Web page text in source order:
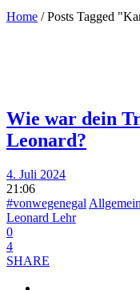
Home /Posts Tagged
Wie war dein
Leonard?
4. Juli 2024
21:06
#vonwegenegal Allgemein
Leonard Lehr
0
4
SHARE